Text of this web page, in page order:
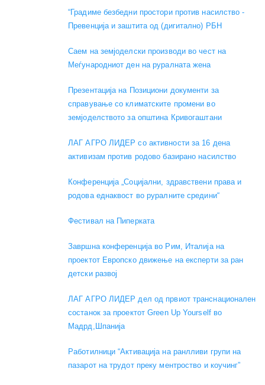
“Градиме безбедни простори против насилство -
Превенција и заштита од (дигитално) РБН
Саем на земјоделски производи во чест на
Меѓународниот ден на руралната жена
Презентација на Позициони документи за
справување со климатските промени во
земјоделството за општина Кривогаштани
ЛАГ АГРО ЛИДЕР со активности за 16 дена
активизам против родово базирано насилство
Конференција „Социјални, здравствени права и
родова еднаквост во руралните средини“
Фестивал на Пиперката
Завршна конференција во Рим, Италија на
проектот Европско движење на експерти за ран
детски развој
ЛАГ АГРО ЛИДЕР дел од првиот транснационален
состанок за проектот Green Up Yourself во
Мадрд,Шпанија
Работилници “Активација на ранлливи групи на
пазарот на трудот преку ментроство и коучинг”